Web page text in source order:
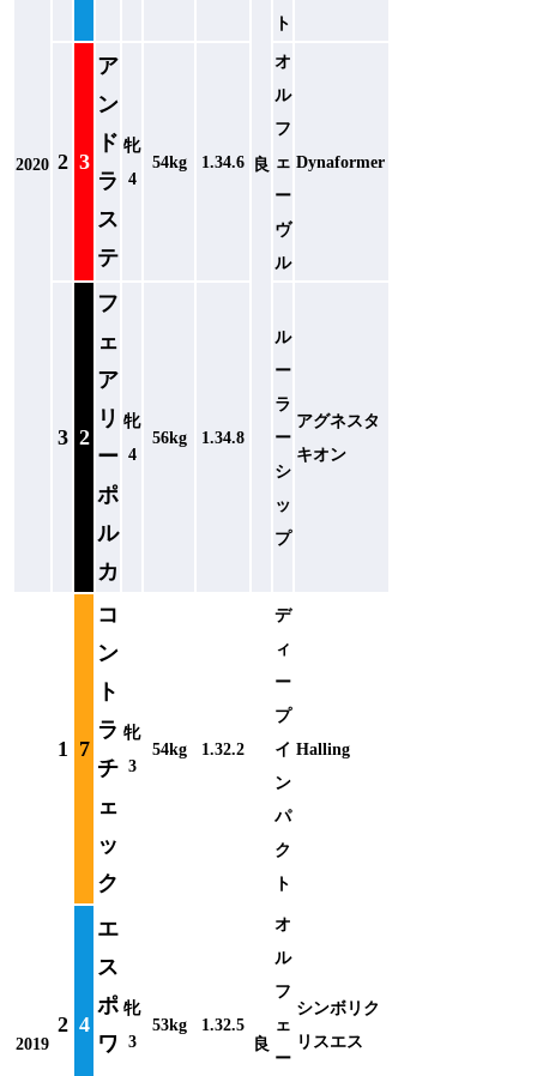
2020 良
ト
2 3
ア
ン
ド
ラ
ス
テ
牝
4
54kg 1.34.6
オ
ル
フ
ェ
ー
ヴ
ル
Dynaformer
3 2
フ
ェ
ア
リ
ー
ポ
ル
カ
牝
4
56kg 1.34.8
ル
ー
ラ
ー
シ
ッ
プ
アグネスタ
キオン
2019
1 7
コ
ン
ト
ラ
チ
ェ
ッ
ク
牝
3
54kg 1.32.2
良
デ
ィ
ー
プ
イ
ン
パ
ク
ト
Halling
2 4
エ
ス
ポ
ワ
牝
3
53kg 1.32.5
オ
ル
フ
ェ
ー
シンボリク
リスエス